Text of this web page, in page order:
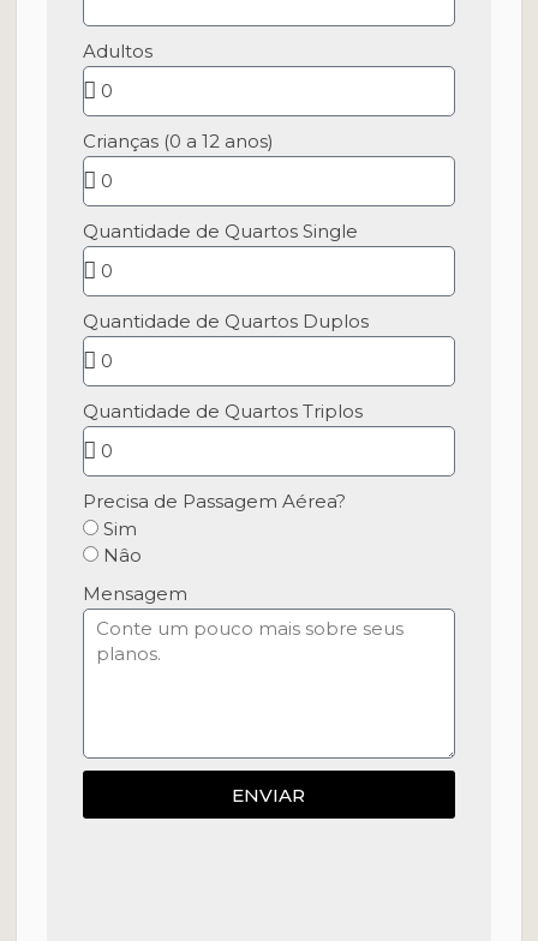
Adultos
Crianças (0 a 12 anos)
Quantidade de Quartos Single
Quantidade de Quartos Duplos
Quantidade de Quartos Triplos
Precisa de Passagem Aérea?
Sim
Nâo
Mensagem
ENVIAR